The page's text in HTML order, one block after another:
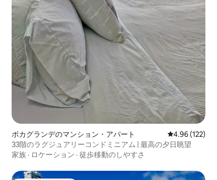
ボカグランデのマンション・アパート レビュー122
4.96 (122)
33階のラグジュアリーコンドミニアム | 最高の夕日眺望
家族 · ロケーション · 徒歩移動のしやすさ